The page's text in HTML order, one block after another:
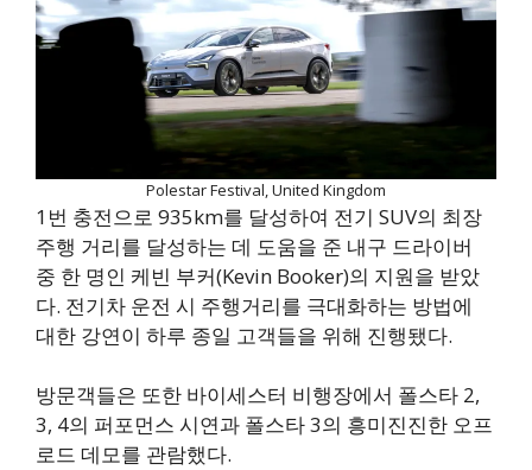
Polestar Festival, United Kingdom
1번 충전으로 935km를 달성하여 전기 SUV의 최장
주행 거리를 달성하는 데 도움을 준 내구 드라이버
중 한 명인 케빈 부커(Kevin Booker)의 지원을 받았
다. 전기차 운전 시 주행거리를 극대화하는 방법에
대한 강연이 하루 종일 고객들을 위해 진행됐다.
방문객들은 또한 바이세스터 비행장에서 폴스타 2,
3, 4의 퍼포먼스 시연과 폴스타 3의 흥미진진한 오프
로드 데모를 관람했다.